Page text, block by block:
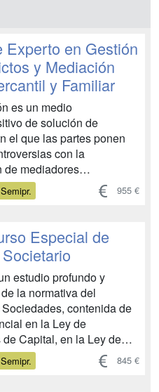
y ello de la mano de
Experto en Gestión
y Mediación
y Familiar
es un medio
de solución de
el que las partes ponen
con la
de mediadores
Para que las
surtan los efectos jurídicos
se exige que los
con formación
reúna determinados
955 €
Especial de
estudio profundo y
la normativa del
contenida de
en la Ley de
Capital, en la Ley de
Estructurales
el reciente Real
845 €